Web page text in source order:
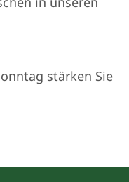
stärken Sie